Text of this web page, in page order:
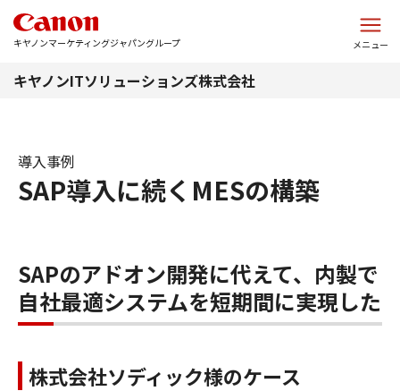
キヤノンマーケティングジャパングループ メニュー
キヤノンITソリューションズ株式会社
SAP導入に続くMESの構築
導入事例
SAPのアドオン開発に代えて、内製で
自社最適システムを短期間に実現した
株式会社ソディック様のケース